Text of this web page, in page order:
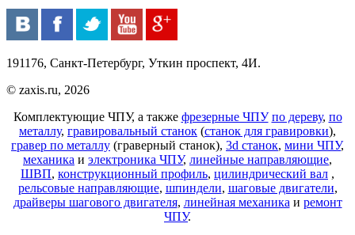
191176, Санкт-Петербург, Уткин проспект, 4И.
© zaxis.ru, 2026
Комплектующие ЧПУ, а также фрезерные ЧПУ по дереву, по
металлу, гравировальный станок (станок для гравировки),
гравер по металлу (граверный станок), 3d станок, мини ЧПУ,
механика и электроника ЧПУ, линейные направляющие,
ШВП, конструкционный профиль, цилиндрический вал ,
рельсовые направляющие, шпиндели, шаговые двигатели,
драйверы шагового двигателя, линейная механика и ремонт
ЧПУ.